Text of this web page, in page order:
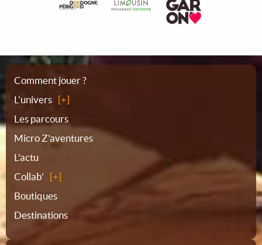
Plan
du
site
Comment jouer ?
L’univers
Les parcours
Micro Z'aventures
L'actu
Collab'
Boutiques
Destinations